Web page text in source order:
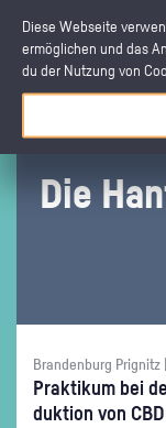
Diese Webseite
ermöglichen und das
du der Nutzung von
Die
Brandenburg
Prak­ti­kum bei
duk­ti­on von